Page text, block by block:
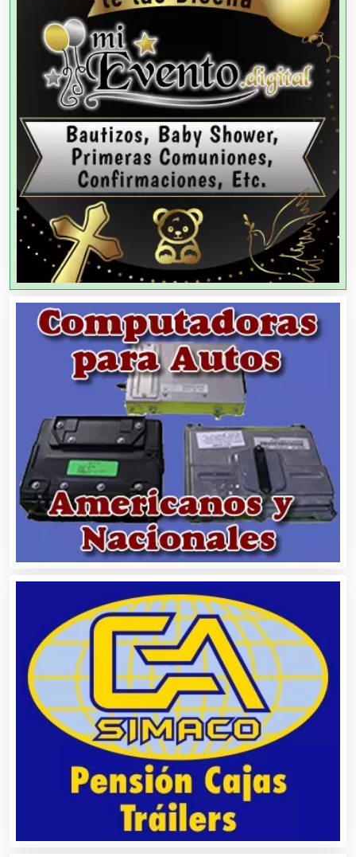
Agencias de Publicidad
Agencias de Viajes
Agricultores
Agricultura y Ganadería
Agua Purificada
Aire Acondicionado
Alarmas
Alimentos
Almacenaje
Alquiler de Autos
Alquiler de Equipos para Fiestas
Alquiler de Sillas y Mesas
Alquiler de Trajes de Etiqueta
Alta Costura